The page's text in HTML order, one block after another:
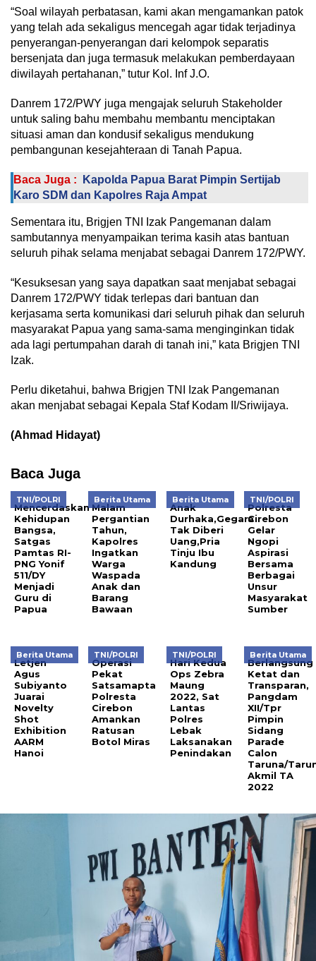
“Soal wilayah perbatasan, kami akan mengamankan patok
yang telah ada sekaligus mencegah agar tidak terjadinya
penyerangan-penyerangan dari kelompok separatis
bersenjata dan juga termasuk melakukan pemberdayaan
diwilayah pertahanan,” tutur Kol. Inf J.O.
Danrem 172/PWY juga mengajak seluruh Stakeholder
untuk saling bahu membahu membantu menciptakan
situasi aman dan kondusif sekaligus mendukung
pembangunan kesejahteraan di Tanah Papua.
Baca Juga :
Kapolda Papua Barat Pimpin Sertijab
Karo SDM dan Kapolres Raja Ampat
Sementara itu, Brigjen TNI Izak Pangemanan dalam
sambutannya menyampaikan terima kasih atas bantuan
seluruh pihak selama menjabat sebagai Danrem 172/PWY.
“Kesuksesan yang saya dapatkan saat menjabat sebagai
Danrem 172/PWY tidak terlepas dari bantuan dan
kerjasama serta komunikasi dari seluruh pihak dan seluruh
masyarakat Papua yang sama-sama menginginkan tidak
ada lagi pertumpahan darah di tanah ini,” kata Brigjen TNI
Izak.
Perlu diketahui, bahwa Brigjen TNI Izak Pangemanan
akan menjabat sebagai Kepala Staf Kodam II/Sriwijaya.
(Ahmad Hidayat)
Baca Juga
TNI/POLRI
Mencerdaskan
Kehidupan
Bangsa,
Satgas
Pamtas RI-
PNG Yonif
511/DY
Menjadi
Guru di
Papua
Berita Utama
Malam
Pergantian
Tahun,
Kapolres
Ingatkan
Warga
Waspada
Anak dan
Barang
Bawaan
Berita Utama
Anak
Durhaka,Gegara
Tak Diberi
Uang,Pria
Tinju Ibu
Kandung
TNI/POLRI
Polresta
Cirebon
Gelar
Ngopi
Aspirasi
Bersama
Berbagai
Unsur
Masyarakat
Sumber
Berita Utama
Letjen
Agus
Subiyanto
Juarai
Novelty
Shot
Exhibition
AARM
Hanoi
TNI/POLRI
Operasi
Pekat
Satsamapta
Polresta
Cirebon
Amankan
Ratusan
Botol Miras
TNI/POLRI
Hari Kedua
Ops Zebra
Maung
2022, Sat
Lantas
Polres
Lebak
Laksanakan
Penindakan
Berita Utama
Berlangsung
Ketat dan
Transparan,
Pangdam
XII/Tpr
Pimpin
Sidang
Parade
Calon
Taruna/
Akmil TA
2022